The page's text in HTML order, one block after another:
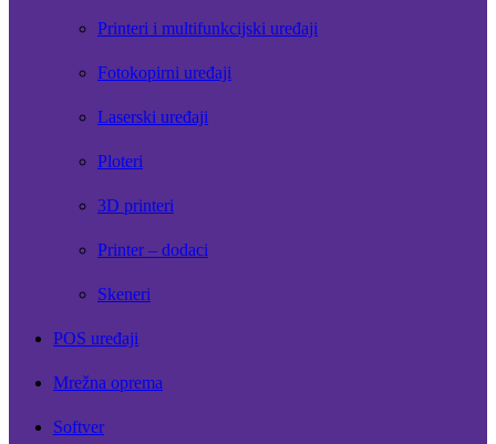
Printeri i multifunkcijski uređaji
Fotokopirni uređaji
Laserski uređaji
Ploteri
3D printeri
Printer – dodaci
Skeneri
POS uređaji
Mrežna oprema
Softver